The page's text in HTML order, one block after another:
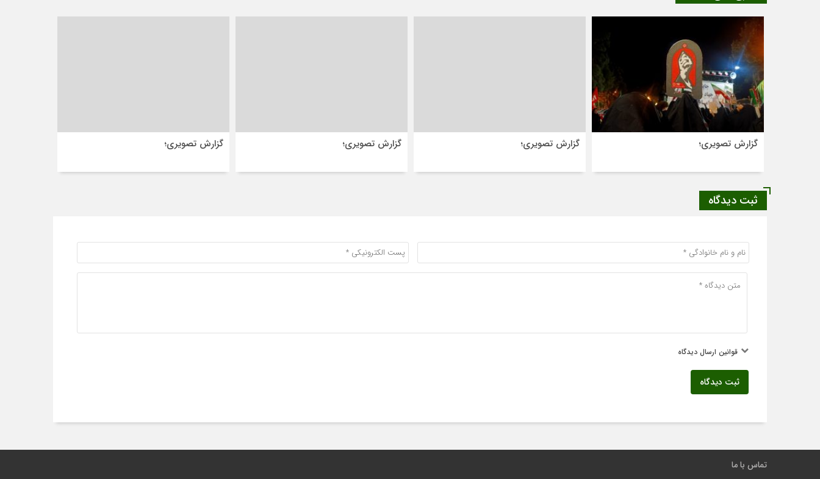
گزارش تصویری؛ گزارش تصویری؛ گزارش تصویری؛ گزارش تصویری؛
ثبت دیدگاه
قوانین ارسال دیدگاه
ثبت دیدگاه
تماس با ما